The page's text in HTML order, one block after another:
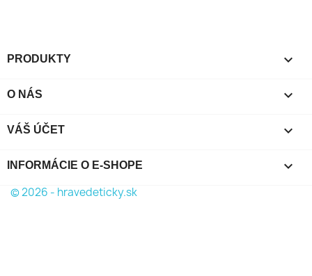
PRODUKTY 
O NÁS 
VÁŠ ÚČET 
INFORMÁCIE O E-SHOPE keyboard_arrow_down
© 2026 - hravedeticky.sk